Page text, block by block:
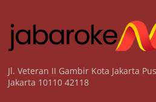
Jl. Veteran II Gambir Kota Jakarta
Jakarta 10110 42118